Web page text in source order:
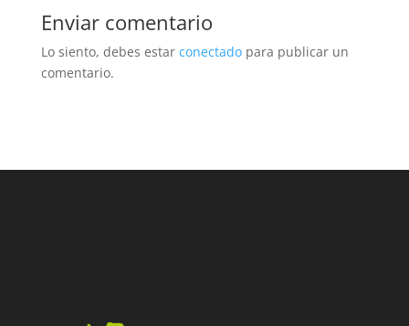
Enviar comentario
Lo siento, debes estar conectadopara publicar un
comentario.